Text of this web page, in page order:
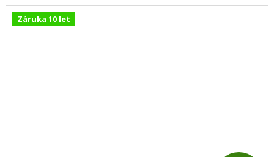
Záruka 10 let